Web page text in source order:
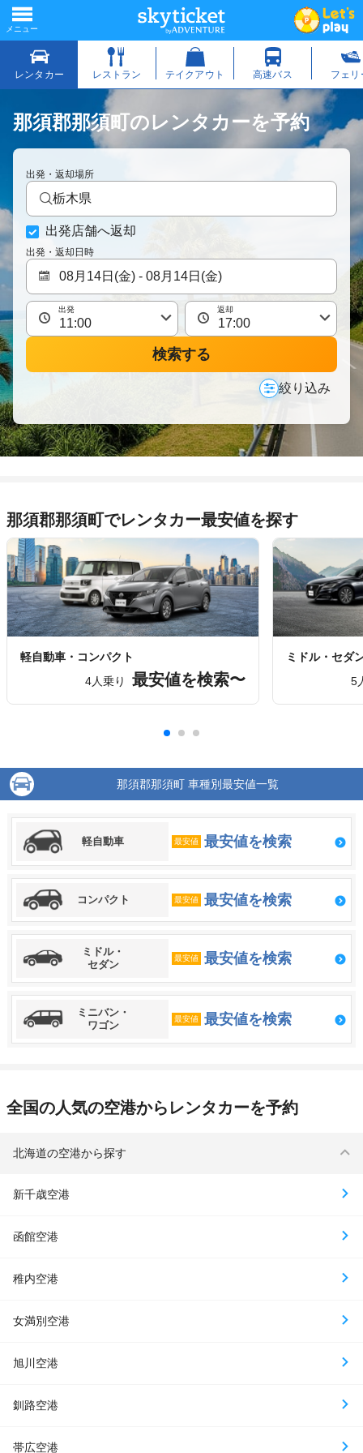
那須郡那須町のレンタカーを予約
出発・返却場所
栃木県
出発店舗へ返却
出発・返却日時
出発 返却
検索する
絞り込み
那須郡那須町でレンタカー最安値を探す
軽自動車・コンパクト
4人乗り
最安値を検索〜
ミドル・セダ
5
那須郡那須町 車種別最安値一覧
軽自動車 最安値 最安値を検索
コンパクト 最安値 最安値を検索
ミドル・
セダン
最安値 最安値を検索
ミニバン・
ワゴン
最安値 最安値を検索
全国の人気の空港からレンタカーを予約
北海道の空港から探す
新千歳空港
函館空港
稚内空港
女満別空港
旭川空港
釧路空港
帯広空港